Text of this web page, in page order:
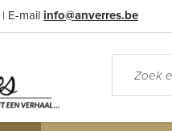
| E-mail info@anverres.be